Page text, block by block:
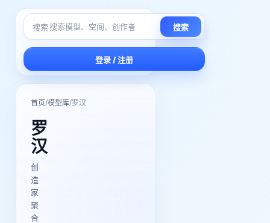
搜索 搜索
登录 / 注册
首页/模型库/罗汉
罗
汉
创
造
家
聚
合